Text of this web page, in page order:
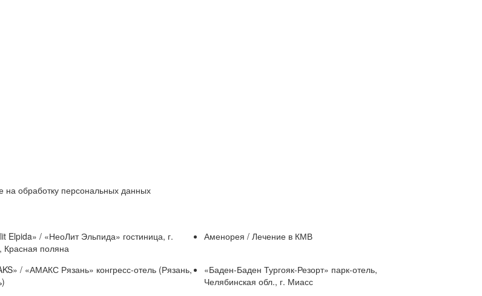
на обработку персональных данных
Elpida» / «НеоЛит Эльпида» гостиница, г.
Красная поляна
Аменорея / Лечение в КМВ
/ «АМАКС Рязань» конгресс-отель (Рязань,
«Баден-Баден Тургояк-Резорт» парк-отель,
Челябинская обл., г. Миасс